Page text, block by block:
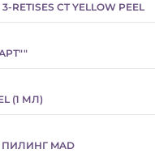
CT YELLOW PEEL
(1 МЛ)
MAD